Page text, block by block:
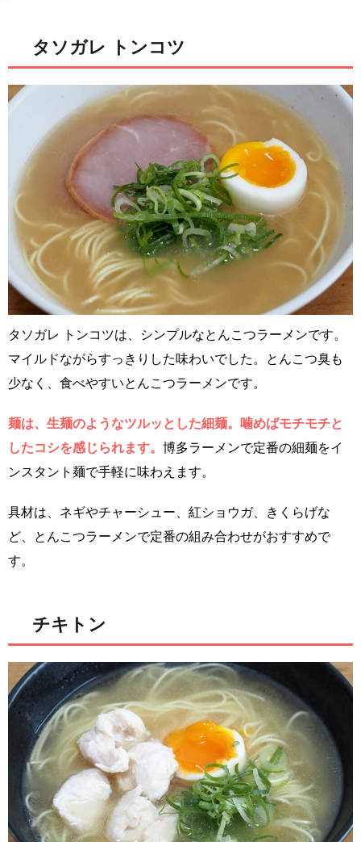
タソガレ トンコツ
タソガレ トンコツは、シンプルなとんこつラーメンです。
マイルドながらすっきりした味わいでした。とんこつ臭も
少なく、食べやすいとんこつラーメンです。
麺は、生麺のようなツルッとした細麺。噛めばモチモチと
したコシを感じられます。 博多ラーメンで定番の細麺をイ
ンスタント麺で手軽に味わえます。
具材は、ネギやチャーシュー、紅ショウガ、きくらげな
ど、とんこつラーメンで定番の組み合わせがおすすめで
す。
チキトン